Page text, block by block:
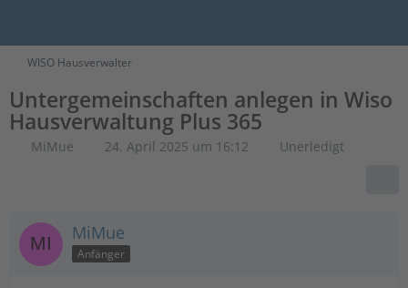
WISO Hausverwalter
Untergemeinschaften anlegen in Wiso
Hausverwaltung Plus 365
MiMue 24. April 2025 um 16:12 Unerledigt
MiMue
Anfänger